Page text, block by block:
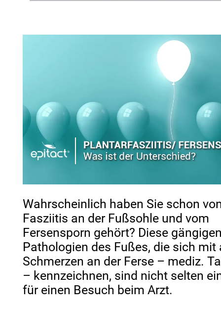
Wahrscheinlich haben Sie schon
Fasziitis an der Fußsohle und vom
Fersensporn gehört? Diese
Pathologien des Fußes, die sich mit
Schmerzen an der Ferse – mediz.
– kennzeichnen, sind nicht selten
für einen Besuch beim Arzt.